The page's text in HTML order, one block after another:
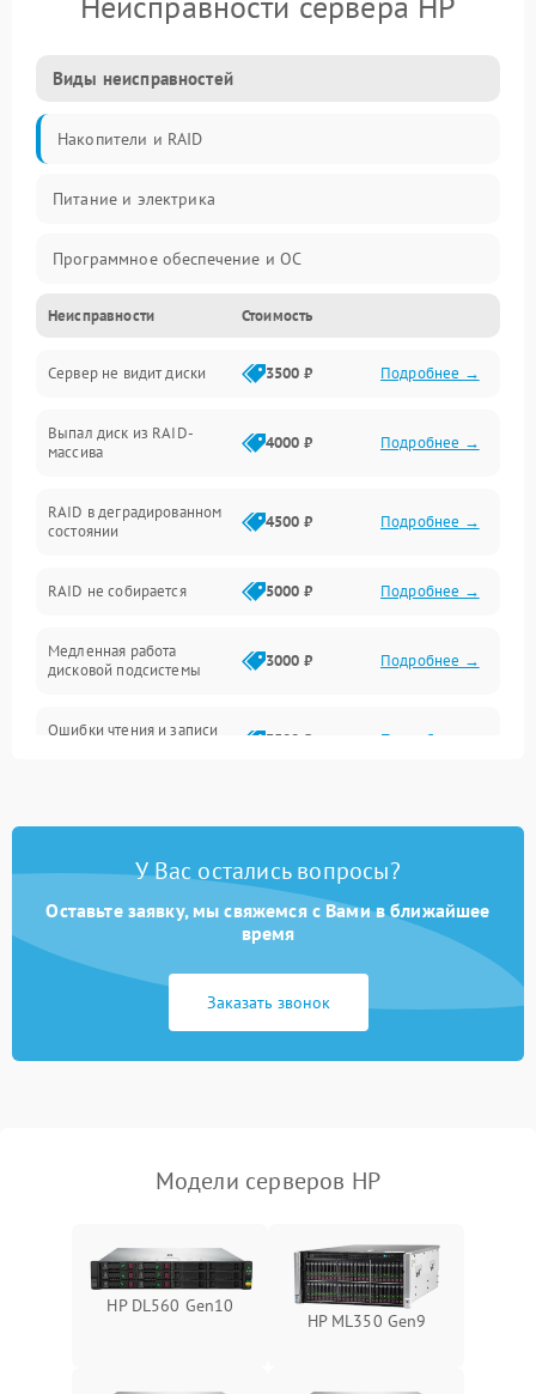
Виды неисправностей
Накопители и RAID
Питание и электрика
Программное обеспечение и ОС
Охлаждение и температура
Материнская плата и процессор
Сеть и коммуникации
Контроллеры и интерфейсы
Виртуализация и сервисы
Программные сбои
Общие поломки
Система охлаждения
Неисправности Стоимость
Сервер не видит диски 3500 ₽ Подробнее →
Выпал диск из RAID-
массива
4000 ₽ Подробнее →
RAID в деградированном
состоянии
4500 ₽ Подробнее →
RAID не собирается 5000 ₽ Подробнее →
Медленная работа
дисковой подсистемы
3000 ₽ Подробнее →
Ошибки чтения и записи
3500 ₽ Подробнее →
У Вас остались вопросы?
Оставьте заявку, мы свяжемся с Вами в ближайшее
время
Заказать звонок
Модели серверов HP
HP DL560 Gen10
HP ML350 Gen9